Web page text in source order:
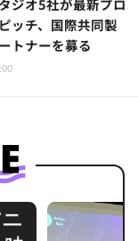
ジオ5社が最新プロ
ッチ、国際共同製
トナーを募る